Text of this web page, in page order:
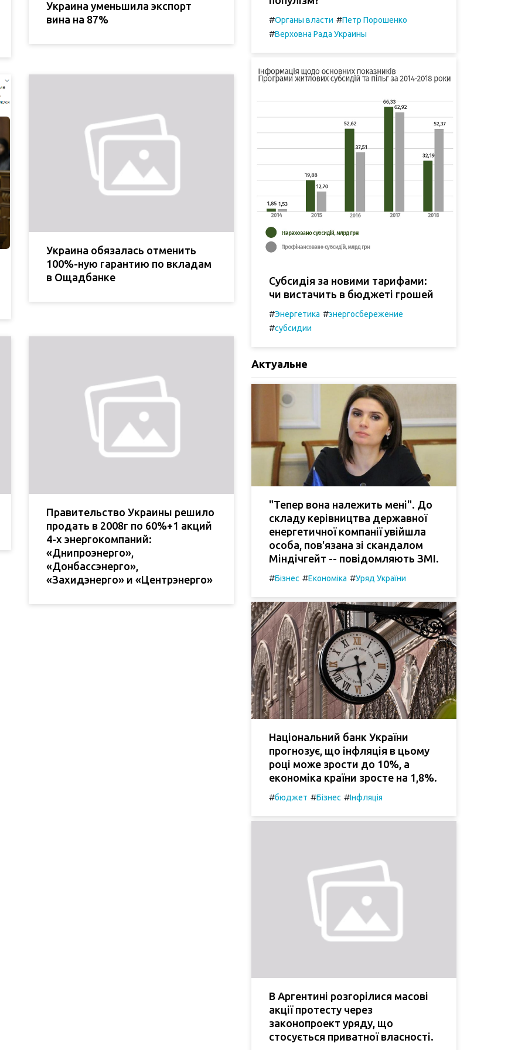
Украина уменьшила экспорт
вина на 87%
Украина обязалась отменить
100%-ную гарантию по вкладам
в Ощадбанке
Правительство Украины решило
продать в 2008г по 60%+1 акций
4-х энергокомпаний:
«Днипроэнерго»,
«Донбассэнерго»,
«Захидэнерго» и «Центрэнерго»
#Органы власти #Петр Порошенко
#Верховна Рада Украины
Субсидія за новими тарифами:
чи вистачить в бюджеті грошей
#Энергетика #энергосбережение
#субсидии
Актуальне
"Тепер вона належить мені". До
складу керівництва державної
енергетичної компанії увійшла
особа, пов'язана зі скандалом
Міндічгейт -- повідомляють ЗМІ.
#Бізнес #Економіка #Уряд України
Національний банк України
прогнозує, що інфляція в цьому
році може зрости до 10%, а
економіка країни зросте на 1,8%.
#бюджет #Бізнес #Інфляція
В Аргентині розгорілися масові
акції протесту через
законопроект уряду, що
стосується приватної власності.